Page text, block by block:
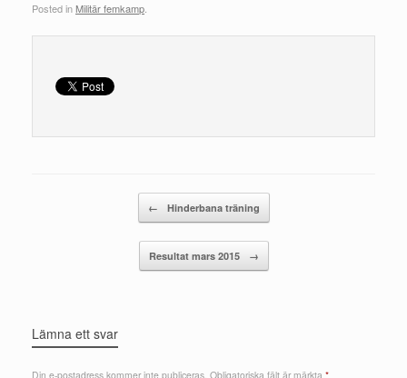
Posted in Militär femkamp
← Hinderbana träning
Resultat mars 2015 →
Lämna ett svar
Din e-postadress kommer inte publiceras. Obligatoriska fält är märkta *